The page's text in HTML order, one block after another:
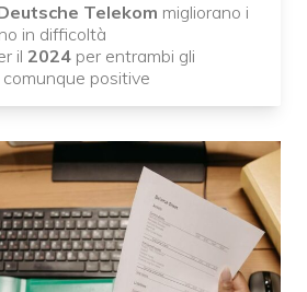
Telekom migliorano i
in difficoltà
il 2024 per entrambi gli
positive